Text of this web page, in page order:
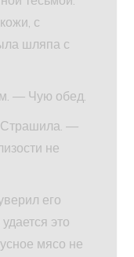
с
шляпа с
— Чую обед.
—
не
его
это
мясо не